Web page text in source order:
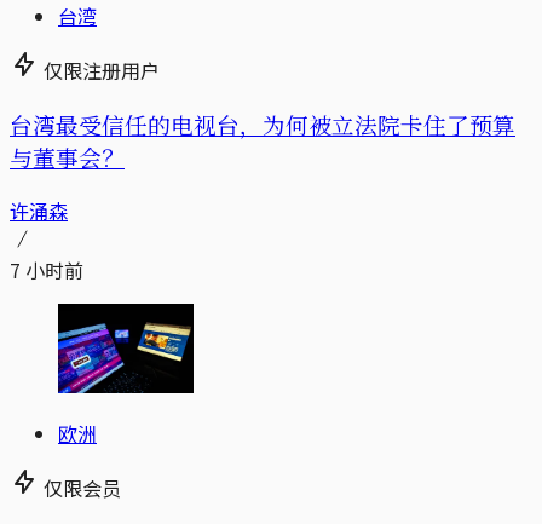
台湾
仅限注册用户
台湾最受信任的电视台，为何被立法院卡住了预算
与董事会？
许涌森
7 小时前
欧洲
仅限会员